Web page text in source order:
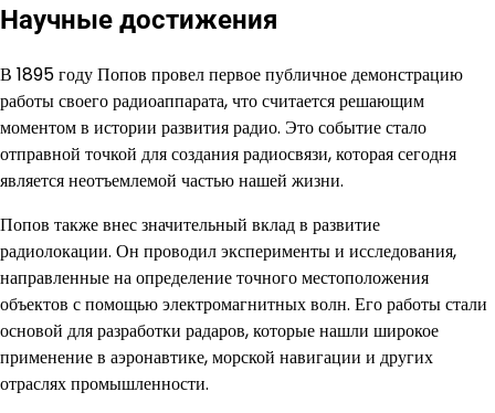
Научные достижения
В 1895 году Попов провел первое публичное демонстрацию
работы своего радиоаппарата, что считается решающим
моментом в истории развития радио. Это событие стало
отправной точкой для создания радиосвязи, которая сегодня
является неотъемлемой частью нашей жизни.
Попов также внес значительный вклад в развитие
радиолокации. Он проводил эксперименты и исследования,
направленные на определение точного местоположения
объектов с помощью электромагнитных волн. Его работы стали
основой для разработки радаров, которые нашли широкое
применение в аэронавтике, морской навигации и других
отраслях промышленности.